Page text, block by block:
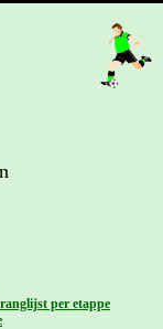
per etappe